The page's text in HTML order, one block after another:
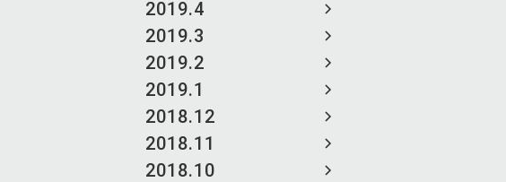
2019.4
2019.3
2019.2
2019.1
2018.12
2018.11
2018.10